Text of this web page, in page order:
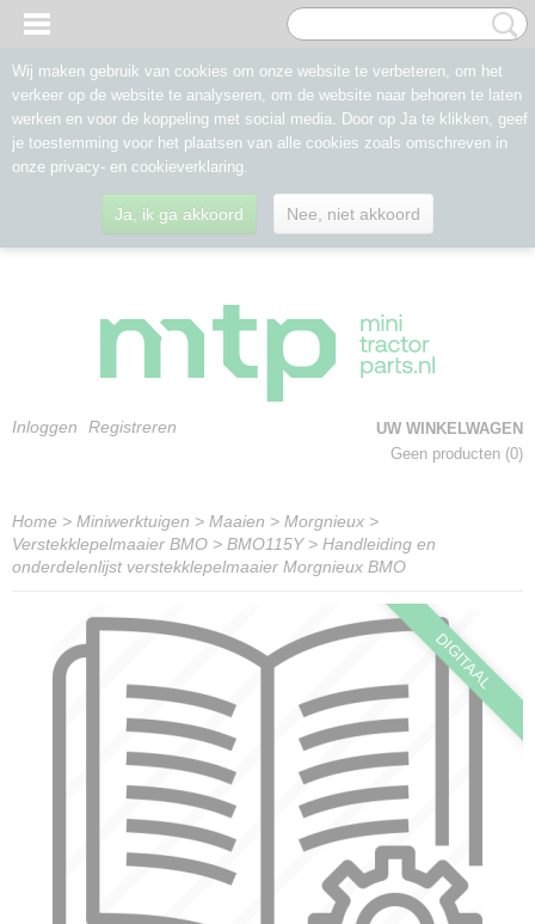
Inloggen Registreren
UW WINKELWAGEN
Geen producten (0)
Home > Miniwerktuigen > Maaien > Morgnieux >
Verstekklepelmaaier BMO > BMO115Y> Handleiding en
onderdelenlijst verstekklepelmaaier Morgnieux BMO
DIGITAAL
Wij maken gebruik van cookies om onze website te verbeteren, om het
verkeer op de website te analyseren, om de website naar behoren te laten
werken en voor de koppeling met social media. Door op Ja te klikken, geef
je toestemming voor het plaatsen van alle cookies zoals omschreven in
onze privacy- en cookieverklaring.
Ja, ik ga akkoord Nee, niet akkoord